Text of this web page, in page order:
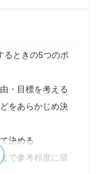
るときの5つのポ
・目標を考える
をあらかじめ決
決める
で参考程度に留